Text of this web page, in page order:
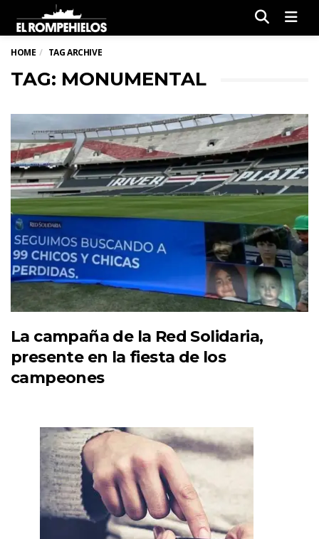
HOME TAG ARCHIVE
TAG: MONUMENTAL
La campaña de la Red Solidaria,
presente en la fiesta de los
campeones